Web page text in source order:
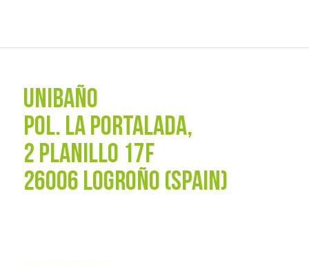
UNIBAÑO
POL. La Portalada,
2 PLANILLO 17F
26006 LOGROÑO (SPAIN)